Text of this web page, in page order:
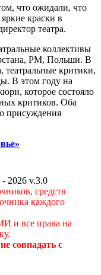
что ожидали, что
краски в
театра.
коллективы
РМ, Польши. В
критики,
В этом году на
которое состояло
критиков. Оба
присуждения
2026 v.3.0
средств
каждого
и все права на
совпадать с